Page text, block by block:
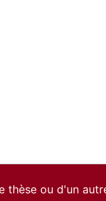
ou d'un